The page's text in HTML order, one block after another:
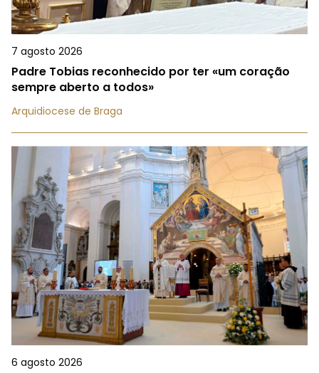
7 agosto 2026
Padre Tobias reconhecido por ter «um coração
sempre aberto a todos»
Arquidiocese de Braga
6 agosto 2026